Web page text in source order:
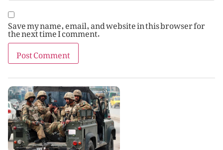
Save my name, email, and website in this browser for
the next time I comment.